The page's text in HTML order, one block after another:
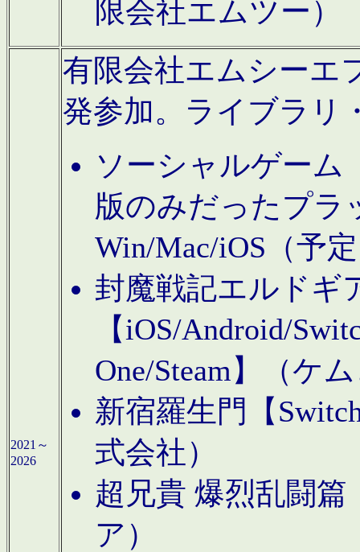
限会社エムツー）
2021～
2026
有限会社エムシーエ
発参加。ライブラリ
ソーシャルゲーム
版のみだったプラ
Win/Mac/iOS（予
封魔戦記エルドギ
【iOS/Android/
One/Steam】（ケ
新宿羅生門【
式会社）
超兄貴 爆烈乱闘篇
ア）